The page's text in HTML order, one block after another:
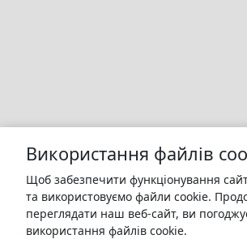
Використання файлів
Щоб забезпечити функціонування
та використовуємо файли cookie.
переглядати наш веб-сайт, ви
використання файлів cookie.